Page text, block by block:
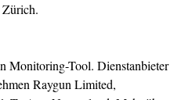
Monitoring-Tool. Dienstanbieter
Raygun Limited,